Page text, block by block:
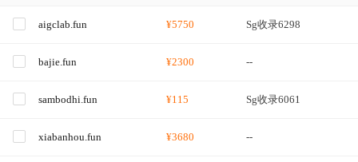
aigclab.fun ¥5750 Sg收录6298
bajie.fun ¥2300 --
sambodhi.fun ¥115 Sg收录6061
xiabanhou.fun ¥3680 --